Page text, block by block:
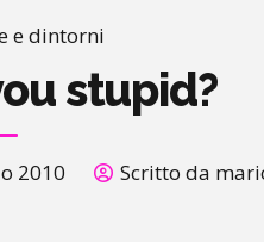
e dintorni
stupid?
2010 Scritto da